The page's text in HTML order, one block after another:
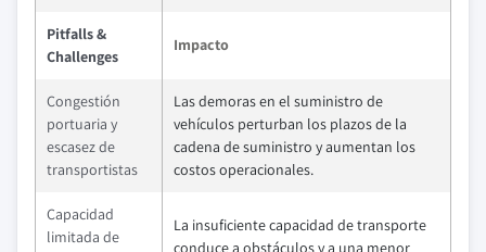
Pitfalls &
Challenges
Impacto
Congestión
portuaria y
escasez de
transportistas
Las demoras en el suministro de
vehículos perturban los plazos de la
cadena de suministro y aumentan los
costos operacionales.
Capacidad
limitada de
La insuficiente capacidad de transporte
conduce a obstáculos y a una menor